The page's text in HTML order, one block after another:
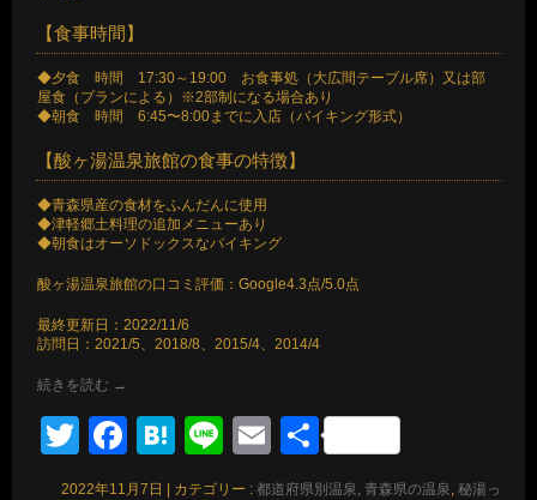
【食事時間】
◆夕食 時間 17:30～19:00 お食事処（大広間テーブル席）又は部
屋食（プランによる）※2部制になる場合あり
◆朝食 時間 6:45〜8:00までに入店（バイキング形式）
【酸ヶ湯温泉旅館の食事の特徴】
◆青森県産の食材をふんだんに使用
◆津軽郷土料理の追加メニューあり
◆朝食はオーソドックスなバイキング
酸ヶ湯温泉旅館の口コミ評価：Google4.3点/5.0点
最終更新日：2022/11/6
訪問日：2021/5、2018/8、2015/4、2014/4
続きを読む →
TwitterFacebook
Hatena
LineEmail
共
有
2022年11月7日 カテゴリー : 都道府県別温泉, 青森県の温泉, 秘湯っ